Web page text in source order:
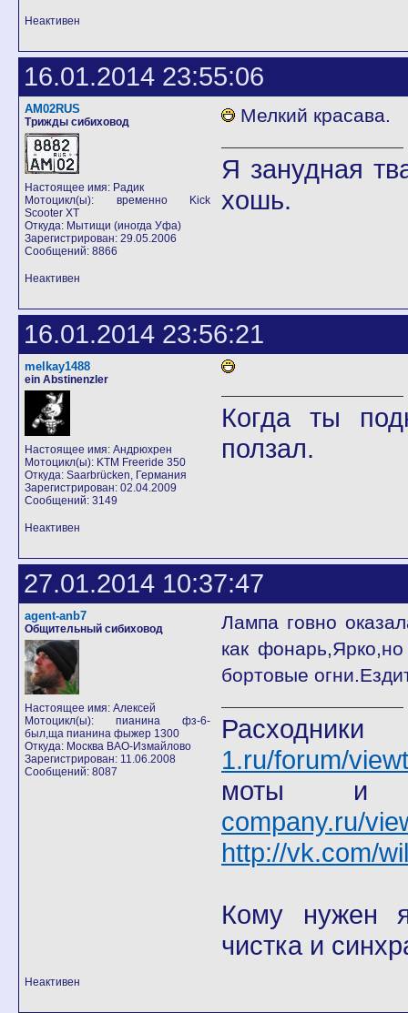
Неактивен
16.01.2014 23:55:06
AM02RUS
Трижды сибиховод
Настоящее имя: Радик
Мотоцикл(ы): временно Kick
Scooter XT
Откуда: Мытищи (иногда Уфа)
Зарегистрирован: 29.05.2006
Сообщений: 8866
Мелкий красава.
Я занудная
хошь.
Неактивен
16.01.2014 23:56:21
melkay1488
ein Abstinenzler
Настоящее имя: Андрюхрен
Мотоцикл(ы): KTM Freeride 350
Откуда: Saarbrücken, Германия
Зарегистрирован: 02.04.2009
Сообщений: 3149
Когда ты
ползал.
Неактивен
27.01.2014 10:37:47
agent-anb7
Общительный сибиховод
Настоящее имя: Алексей
Мотоцикл(ы): пианина фз-6-
был,ща пианина фыжер 1300
Откуда: Москва ВАО-Измайлово
Зарегистрирован: 11.06.2008
Сообщений: 8087
Лампа говно
как
бортовые
1.ru/forum/
company.ru/
http://vk.com/
Кому нужен
чистка и
Неактивен